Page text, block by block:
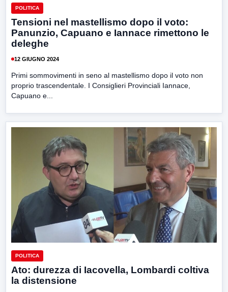
POLITICA
Tensioni nel mastellismo dopo il voto:
Panunzio, Capuano e Iannace rimettono le
deleghe
12 GIUGNO 2024
Primi sommovimenti in seno al mastellismo dopo il voto non
proprio trascendentale. I Consiglieri Provinciali Iannace,
Capuano e...
POLITICA
Ato: durezza di Iacovella, Lombardi coltiva
la distensione